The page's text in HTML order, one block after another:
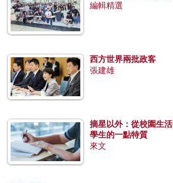
編輯精選
西方世界兩批政客
張建雄
摘星以外：從校園生
學生的一點特質
來文